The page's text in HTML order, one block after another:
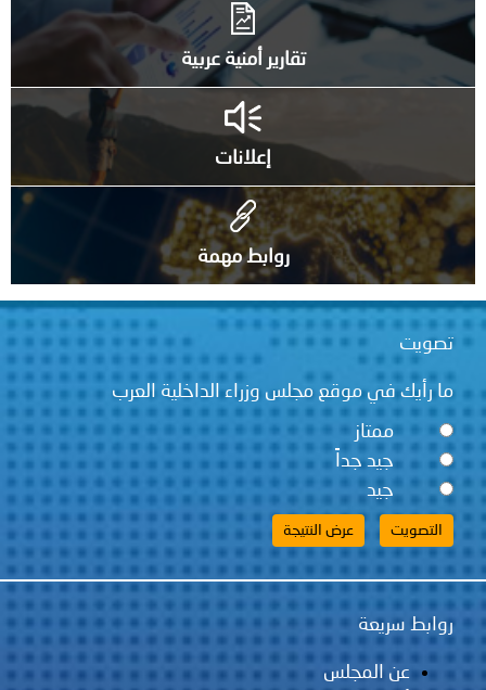
تقارير أمنية عربية
إعلانات
روابط مهمة
تصويت
ما رأيك في موقع مجلس وزراء الداخلية العرب
ممتاز
جيد جداً
جيد
روابط سريعة
عن المجلس